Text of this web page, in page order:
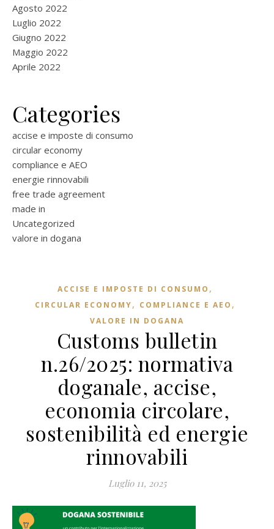
Agosto 2022
Luglio 2022
Giugno 2022
Maggio 2022
Aprile 2022
Categories
accise e imposte di consumo
circular economy
compliance e AEO
energie rinnovabili
free trade agreement
made in
Uncategorized
valore in dogana
ACCISE E IMPOSTE DI CONSUMO ,
CIRCULAR ECONOMY, COMPLIANCE E AEO ,
VALORE IN DOGANA
Customs bulletin
n.26/2025: normativa
doganale, accise,
economia circolare,
sostenibilità ed energie
rinnovabili
Luglio 11, 2025